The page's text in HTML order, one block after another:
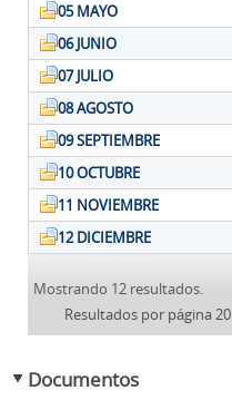
05 MAYO
06 JUNIO
07 JULIO
08 AGOSTO
09 SEPTIEMBRE
10 OCTUBRE
11 NOVIEMBRE
12 DICIEMBRE
Mostrando 12 resultados.
Resultados por página 20
Documentos